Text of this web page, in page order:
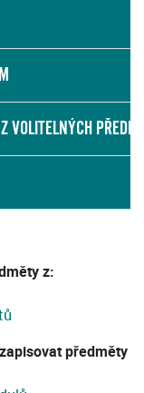
VOLITELNÝCH
z:
předměty